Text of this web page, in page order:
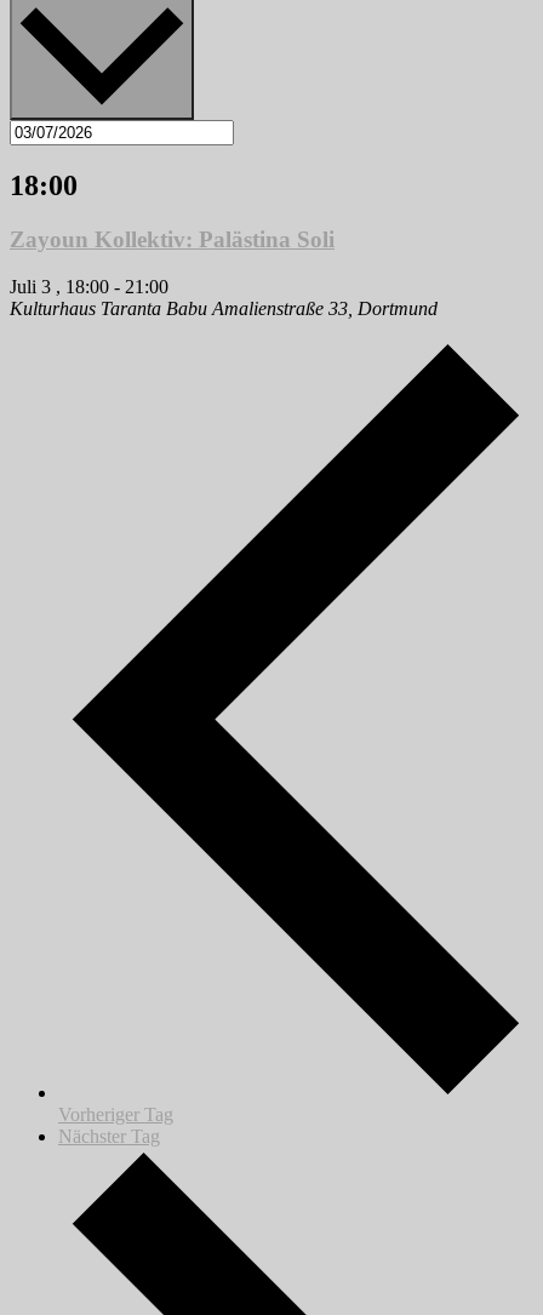
18:00
Zayoun Kollektiv: Palästina Soli
Juli 3 , 18:00 - 21:00
Kulturhaus Taranta Babu Amalienstraße 33, Dortmund
Vorheriger Tag
Nächster Tag